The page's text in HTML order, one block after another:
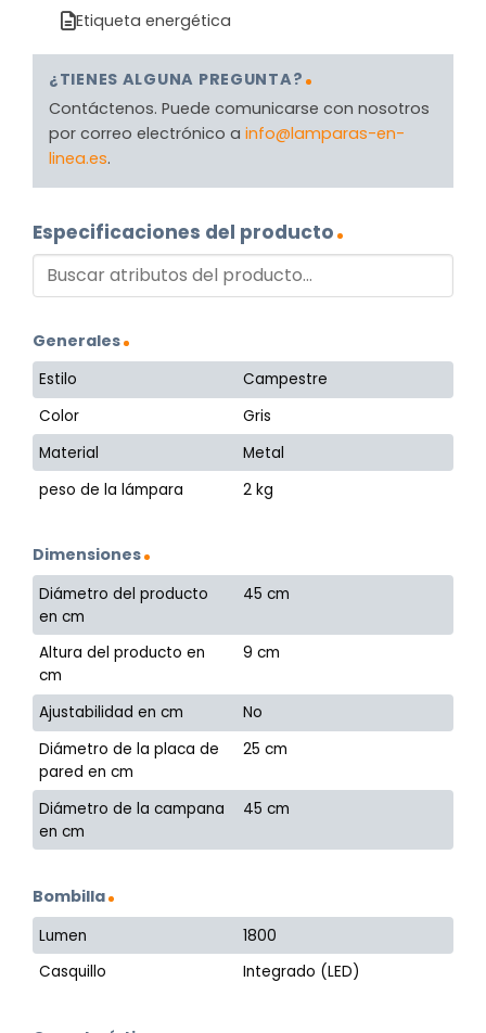
Etiqueta energética
¿TIENES ALGUNA PREGUNTA?
Contáctenos. Puede comunicarse con nosotros
por correo electrónico a info@lamparas-en-
linea.es.
Especificaciones del producto
Generales
Estilo
Campestre
Color
Gris
Material
Metal
peso de la lámpara
2 kg
Dimensiones
Diámetro del producto
en cm
45 cm
Altura del producto en
cm
9 cm
Ajustabilidad en cm
No
Diámetro de la placa de
pared en cm
25 cm
Diámetro de la campana
en cm
45 cm
Bombilla
Lumen
1800
Casquillo
Integrado (LED)